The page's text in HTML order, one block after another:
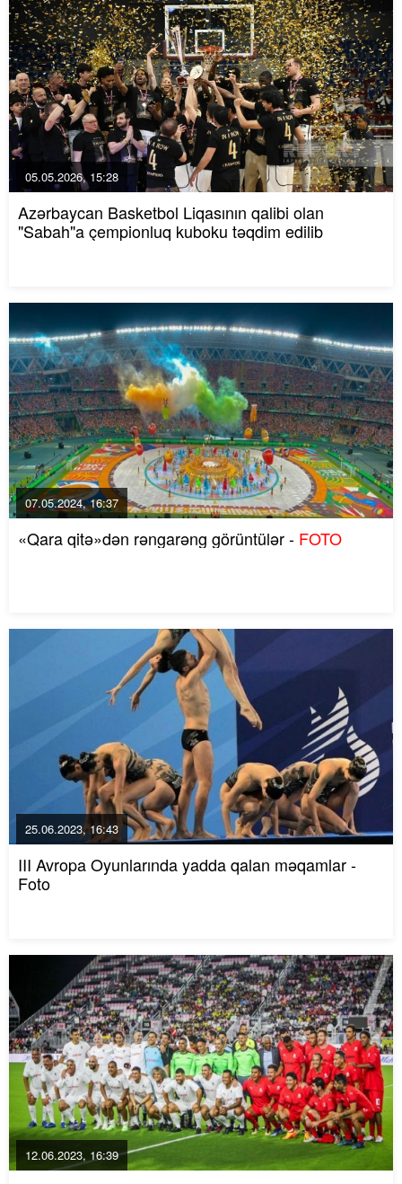
05.05.2026, 15:28
Azərbaycan Basketbol Liqasının qalibi olan
"Sabah"a çempionluq kuboku təqdim edilib
07.05.2024, 16:37
«Qara qitə»dən rəngarəng görüntülər - FOTO
25.06.2023, 16:43
III Avropa Oyunlarında yadda qalan məqamlar -
Foto
12.06.2023, 16:39